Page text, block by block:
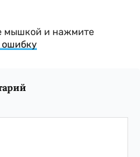
мышкой и нажмите
ошибку